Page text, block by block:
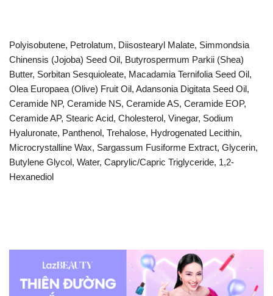
Polyisobutene, Petrolatum, Diisostearyl Malate, Simmondsia
Chinensis (Jojoba) Seed Oil, Butyrospermum Parkii (Shea)
Butter, Sorbitan Sesquioleate, Macadamia Ternifolia Seed Oil,
Olea Europaea (Olive) Fruit Oil, Adansonia Digitata Seed Oil,
Ceramide NP, Ceramide NS, Ceramide AS, Ceramide EOP,
Ceramide AP, Stearic Acid, Cholesterol, Vinegar, Sodium
Hyaluronate, Panthenol, Trehalose, Hydrogenated Lecithin,
Microcrystalline Wax, Sargassum Fusiforme Extract, Glycerin,
Butylene Glycol, Water, Caprylic/​Capric Triglyceride, 1,2-
Hexanediol